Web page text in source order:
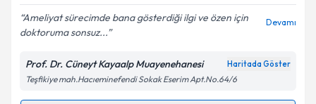
E-posta Adresiniz
Kişisel verilerimin işlenmesine ilişkinAydınlatma
Metni'ni okudum ve kişisel verilerimin belirtilen
Ameliyat sürecimde bana gösterdiği ilgi ve özen için
doktoruma sonsuz...
Devamı
Prof. Dr. Cüneyt Kayaalp Muayenehanesi Haritada Göster
Teşfikiye mah.Hacıeminefendi Sokak Eserim Apt.No.64/6